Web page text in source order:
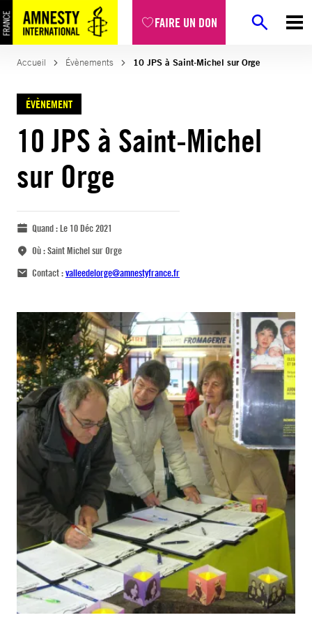
FAIRE UN DON
Accueil Évènements 10 JPS à Saint-Michel sur Orge
ÉVÈNEMENT
10 JPS à Saint-Michel
sur Orge
Quand :Le 10 Déc 2021
Où :Saint Michel sur Orge
Contact :valleedelorge@amnestyfrance.fr